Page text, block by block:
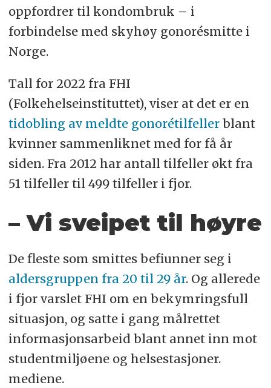
oppfordrer til kondombruk – i
forbindelse med skyhøy gonorésmitte i
Norge.
Tall for 2022 fra FHI
(Folkehelseinstituttet), viser at det er en
tidobling av meldte gonorétilfellerblant
kvinner sammenliknet med for få år
siden. Fra 2012 har antall tilfeller økt fra
51 tilfeller til 499 tilfeller i fjor.
– Vi sveipet til høyre
De fleste som smittes befiunner seg i
aldersgruppen fra 20 til 29 år. Og allerede
i fjor varslet FHI om en bekymringsfull
situasjon, og satte i gang målrettet
informasjonsarbeid blant annet inn mot
studentmiljøene og helsestasjoner.
mediene.